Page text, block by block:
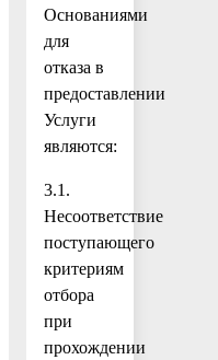
Основаниями
для
отказа в
предоставлении
Услуги
являются:
3.1.
Несоответствие
поступающего
критериям
отбора
при
прохождении